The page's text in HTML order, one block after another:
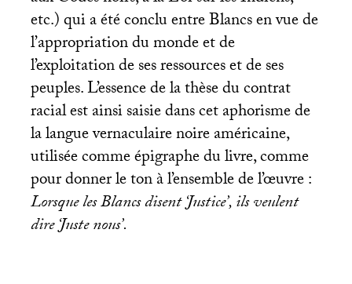
etc.) qui a été conclu entre Blancs en vue de
l’appropriation du monde et de
l’exploitation de ses ressources et de ses
peuples. L’essence de la thèse du contrat
racial est ainsi saisie dans cet aphorisme de
la langue vernaculaire noire américaine,
utilisée comme épigraphe du livre, comme
pour donner le ton à l’ensemble de l’œuvre :
Lorsque les Blancs disent ‘Justice’, ils veulent
dire ‘Juste nous’.